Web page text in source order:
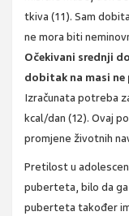
tkiva (11). Sam
ne mora biti
Očekivani srednji
dobitak na masi
Izračunata potreba
kcal/dan (12). Ovaj
promjene životnih
Pretilost u
puberteta, bilo da
puberteta također